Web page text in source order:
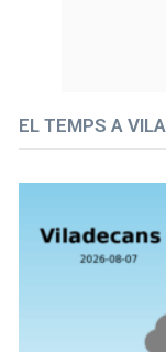
EL TEMPS A